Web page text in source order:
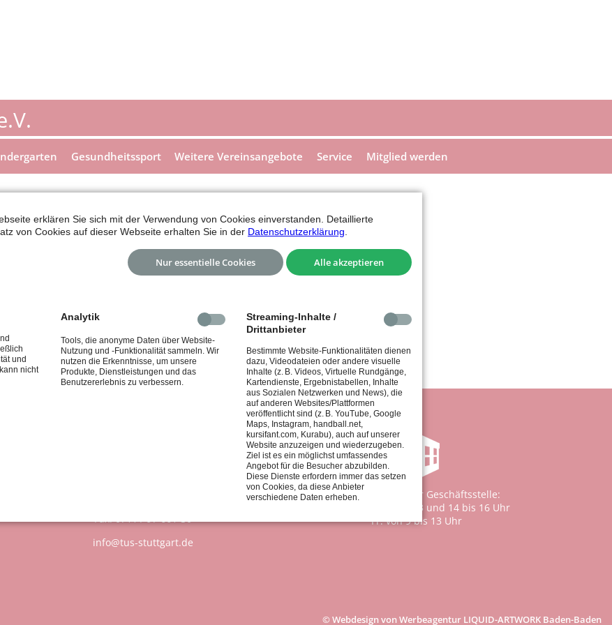
Gesundheitssport Weitere Vereinsangebote Service Mitglied werden
abgesagt
ist abgesagt und wahrscheinlich auch die
Fax: 0711 / 97 661-30
info@tus-stuttgart.de
Öffnungszeiten der Geschäftsstelle:
Mo. - Do. von 9 bis 13 und 14 bis 16 Uhr
Fr. von 9 bis 13 Uhr
© Webdesign von Werbeagentur LIQUID-ARTWORK Baden-Baden
erklären Sie sich mit der Verwendung von Cookies einverstanden. Detaillierte
von Cookies auf dieser Webseite erhalten Sie in der Datenschutzerklärung
Nur essentielle Cookies Alle akzeptieren
und
nicht
Analytik
Tools, die anonyme Daten über Website-
Nutzung und -Funktionalität sammeln. Wir
nutzen die Erkenntnisse, um unsere
Produkte, Dienstleistungen und das
Benutzererlebnis zu verbessern.
Streaming-Inhalte /
Drittanbieter
Bestimmte Website-Funktionalitäten dienen
dazu, Videodateien oder andere visuelle
Inhalte (z. B. Videos, Virtuelle Rundgänge,
Kartendienste, Ergebnistabellen, Inhalte
aus Sozialen Netzwerken und News), die
auf anderen Websites/Plattformen
veröffentlicht sind (z. B. YouTube, Google
Maps, Instagram, handball.net,
kursifant.com, Kurabu), auch auf unserer
Website anzuzeigen und wiederzugeben.
Ziel ist es ein möglichst umfassendes
Angebot für die Besucher abzubilden.
Diese Dienste erfordern immer das setzen
von Cookies, da diese Anbieter
verschiedene Daten erheben.